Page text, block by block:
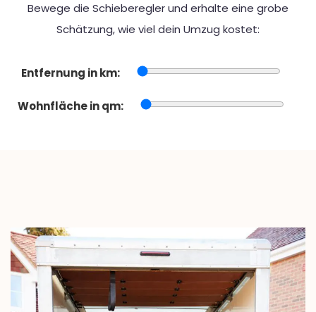
Bewege die Schieberegler und erhalte eine grobe
Schätzung, wie viel dein Umzug kostet:
Entfernung in km:
Wohnfläche in qm: